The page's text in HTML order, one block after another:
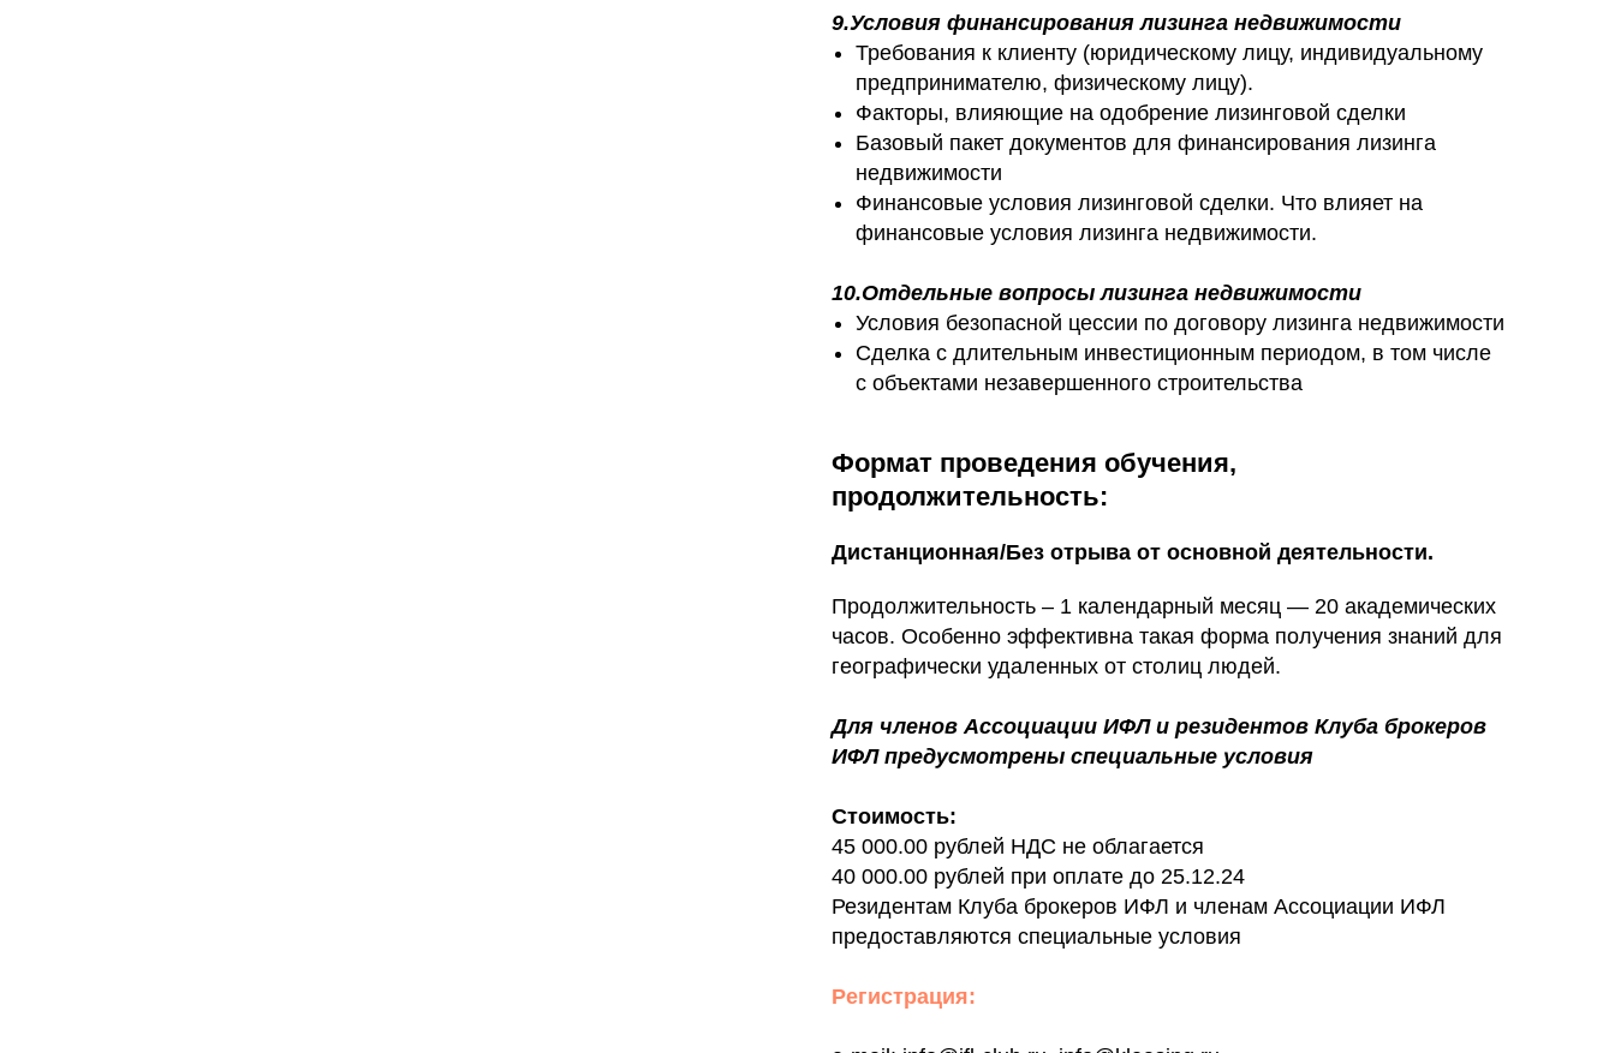
9.Условия финансирования лизинга недвижимости
Требования к клиенту (юридическому лицу, индивидуальному
предпринимателю, физическому лицу).
Факторы, влияющие на одобрение лизинговой сделки
Базовый пакет документов для финансирования лизинга
недвижимости
Финансовые условия лизинговой сделки. Что влияет на
финансовые условия лизинга недвижимости.
10.Отдельные вопросы лизинга недвижимости
Условия безопасной цессии по договору лизинга недвижимости
Сделка с длительным инвестиционным периодом, в том числе
с объектами незавершенного строительства
Формат проведения обучения,
продолжительность:
Дистанционная/Без отрыва от основной деятельности.
Продолжительность – 1 календарный месяц — 20 академических
часов. Особенно эффективна такая форма получения знаний для
географически удаленных от столиц людей.
Для членов Ассоциации ИФЛ и резидентов Клуба брокеров
ИФЛ предусмотрены специальные условия
Стоимость:
45 000.00 рублей НДС не облагается
40 000.00 рублей при оплате до 25.12.24
Резидентам Клуба брокеров ИФЛ и членам Ассоциации ИФЛ
предоставляются специальные условия
Регистрация: